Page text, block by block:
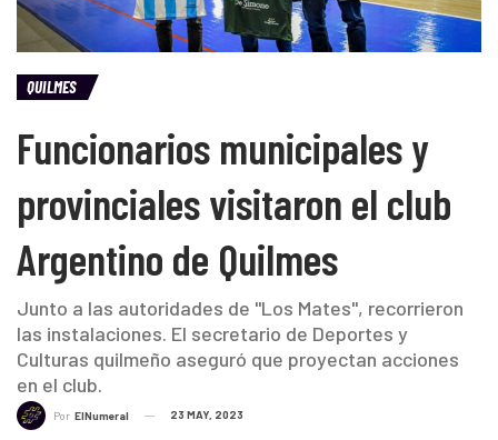
QUILMES
Funcionarios municipales y
provinciales visitaron el club
Argentino de Quilmes
Junto a las autoridades de "Los Mates", recorrieron
las instalaciones. El secretario de Deportes y
Culturas quilmeño aseguró que proyectan acciones
en el club.
Por ElNumeral 23 MAY, 2023